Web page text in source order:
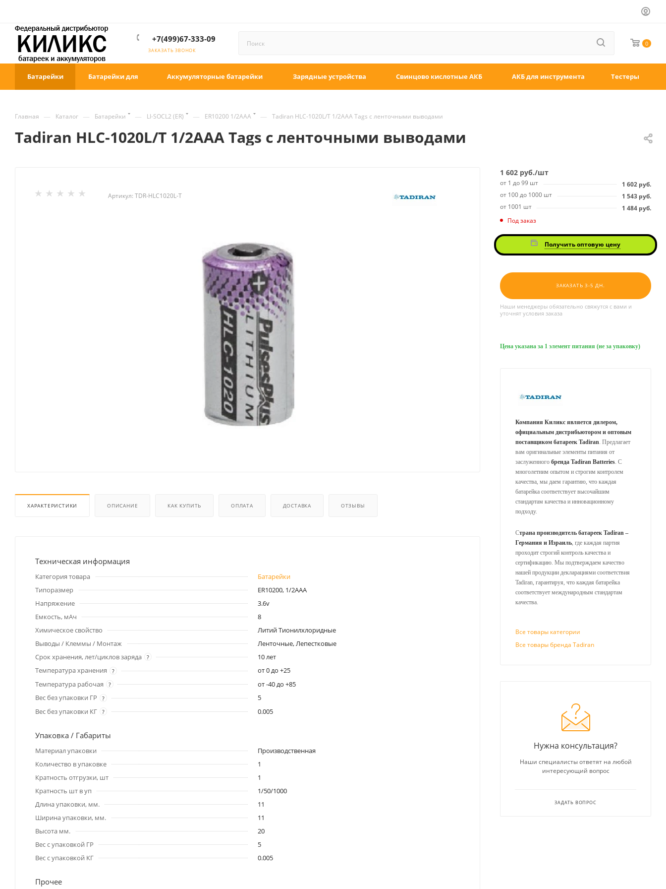
+7(499)67-333-09
ЗАКАЗАТЬ ЗВОНОК
0
Батарейки Батарейки для Аккумуляторные батарейки Зарядные устройства Свинцово кислотные АКБ АКБ для инструмента Тестеры
Главная — Каталог — Батарейки — LI-SOCL2 (ER) — ER10200 1/2AAA — Tadiran HLC-1020L/T 1/2AAA Tags с ленточными выводами
Tadiran HLC-1020L/T 1/2AAA Tags с ленточными выводами
Артикул: TDR-HLC1020L-T
ХАРАКТЕРИСТИКИ ОПИСАНИЕ КАК КУПИТЬ ОПЛАТА ДОСТАВКА ОТЗЫВЫ
Техническая информация
Категория товара
Батарейки
Типоразмер
ER10200, 1/2AAA
Напряжение
3.6v
Емкость, мАч
8
Химическое свойство
Литий Тионилхлоридные
Выводы / Клеммы / Монтаж
Ленточные, Лепестковые
Срок хранения, лет/циклов заряда
?
10 лет
Температура хранения
?
от 0 до +25
Температура рабочая
?
от -40 до +85
Вес без упаковки ГР
?
5
Вес без упаковки КГ
? 0.005
Упаковка / Габариты
Материал упаковки
Производственная
Количество в упаковке
1
Кратность отгрузки, шт
1
Кратность шт в уп
1/50/1000
Длина упаковки, мм.
11
Ширина упаковки, мм.
11
Высота мм.
20
Вес с упаковкой ГР
5
Вес с упаковкой КГ
0.005
Прочее
1 602 руб./шт
от 1 до 99 шт 1 602 руб.
от 100 до 1000 шт
1 543 руб.
от 1001 шт
1 484 руб.
Под заказ
Получить оптовую цену
ЗАКАЗАТЬ 3-5 ДН.
Наши менеджеры обязательно свяжутся с вами и
уточнят условия заказа
Цена указана за 1 элемент питания (не за упаковку)
Компания Киликс является дилером,
официальным дистрибьютором и оптовым
поставщиком батареек Tadiran . Предлагает
вам оригинальные элементы питания от
заслуженного бренда Tadiran Batteries . С
многолетним опытом и строгим контролем
качества, мы даем гарантию, что каждая
батарейка соответствует высочайшим
стандартам качества и инновационному
подходу.
Страна производитель батареек Tadiran –
Германия и Израиль, где каждая партия
проходит строгий контроль качества и
сертификацию. Мы подтверждаем качество
нашей продукции декларациями соответствия
Tadiran, гарантируя, что каждая батарейка
соответствует международным стандартам
качества.
Все товары категории
Все товары бренда Tadiran
Нужна консультация?
Наши специалисты ответят на любой
интересующий вопрос
ЗАДАТЬ ВОПРОС